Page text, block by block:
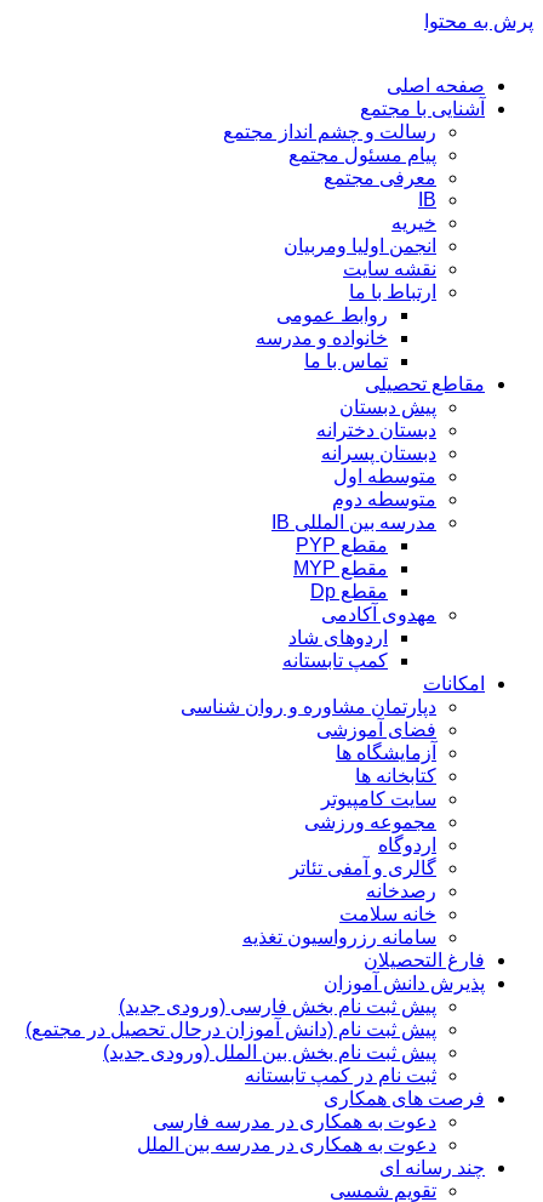
پرش به محتوا
صفحه اصلی
آشنایی با مجتمع
رسالت و چشم انداز مجتمع
پیام مسئول مجتمع
معرفی مجتمع
IB
خیریه
انجمن اولیا ومربیان
نقشه سایت
ارتباط با ما
روابط عمومی
خانواده و مدرسه
تماس با ما
مقاطع تحصیلی
پیش دبستان
دبستان دخترانه
دبستان پسرانه
متوسطه اول
متوسطه دوم
مدرسه بین المللی IB
مقطع PYP
مقطع MYP
مقطع Dp
مهدوی آکادمی
اردوهای شاد
کمپ تابستانه
امکانات
دپارتمان مشاوره و روان شناسی
فضای آموزشی
آزمایشگاه ها
کتابخانه ها
سایت کامپیوتر
مجموعه ورزشی
اردوگاه
گالری و آمفی تئاتر
رصدخانه
خانه سلامت
سامانه رزرواسیون تغذیه
فارغ التحصیلان
پذیرش دانش آموزان
پیش ثبت نام بخش فارسی (ورودی جدید)
پیش ثبت نام (دانش آموزان درحال تحصیل در مجتمع)
پیش ثبت نام بخش بین الملل (ورودی جدید)
ثبت نام در کمپ تابستانه
فرصت های همکاری
دعوت به همکاری در مدرسه فارسی
دعوت به همکاری در مدرسه بین الملل
چند رسانه ای
تقویم شمسی